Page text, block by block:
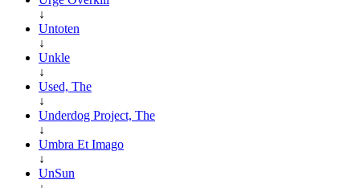
↓
Untoten
↓
Unkle
↓
Used, The
↓
Underdog Project, The
↓
Umbra Et Imago
↓
UnSun